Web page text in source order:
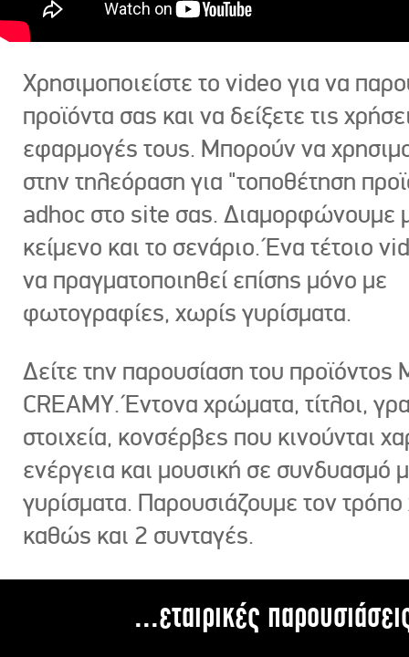
Χρησιμοποιείστε το video για να
προϊόντα σας και να δείξετε τις
εφαρμογές τους. Μπορούν να
στην τηλεόραση για "τοποθέτηση
adhoc στο site σας. Διαμορφώνουμε
κείμενο και το σενάριο. Ένα τέτοιο
να πραγματοποιηθεί επίσης μόνο με
φωτογραφίες, χωρίς γυρίσματα.
Δείτε την παρουσίαση του προϊόντος
CREAMY. Έντονα χρώματα, τίτλοι,
στοιχεία, κονσέρβες που κινούνται
ενέργεια και μουσική σε συνδυασμό
γυρίσματα. Παρουσιάζουμε τον
καθώς και 2 συνταγές.
...εταιρικές